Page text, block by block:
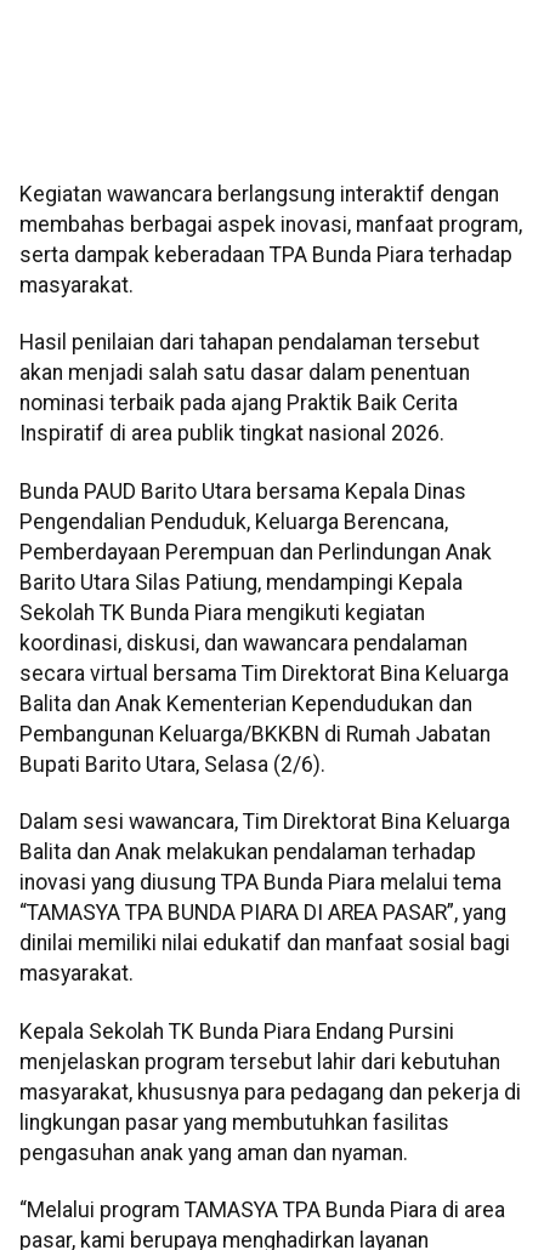
Kegiatan wawancara berlangsung interaktif dengan
membahas berbagai aspek inovasi, manfaat program,
serta dampak keberadaan TPA Bunda Piara terhadap
masyarakat.
Hasil penilaian dari tahapan pendalaman tersebut
akan menjadi salah satu dasar dalam penentuan
nominasi terbaik pada ajang Praktik Baik Cerita
Inspiratif di area publik tingkat nasional 2026.
Bunda PAUD Barito Utara bersama Kepala Dinas
Pengendalian Penduduk, Keluarga Berencana,
Pemberdayaan Perempuan dan Perlindungan Anak
Barito Utara Silas Patiung, mendampingi Kepala
Sekolah TK Bunda Piara mengikuti kegiatan
koordinasi, diskusi, dan wawancara pendalaman
secara virtual bersama Tim Direktorat Bina Keluarga
Balita dan Anak Kementerian Kependudukan dan
Pembangunan Keluarga/BKKBN di Rumah Jabatan
Bupati Barito Utara, Selasa (2/6).
Dalam sesi wawancara, Tim Direktorat Bina Keluarga
Balita dan Anak melakukan pendalaman terhadap
inovasi yang diusung TPA Bunda Piara melalui tema
“TAMASYA TPA BUNDA PIARA DI AREA PASAR”, yang
dinilai memiliki nilai edukatif dan manfaat sosial bagi
masyarakat.
Kepala Sekolah TK Bunda Piara Endang Pursini
menjelaskan program tersebut lahir dari kebutuhan
masyarakat, khususnya para pedagang dan pekerja di
lingkungan pasar yang membutuhkan fasilitas
pengasuhan anak yang aman dan nyaman.
“Melalui program TAMASYA TPA Bunda Piara di area
pasar, kami berupaya menghadirkan layanan